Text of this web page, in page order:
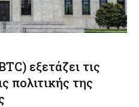
εξετάζει τις
πολιτικής της